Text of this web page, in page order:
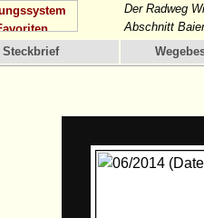
Der Radweg
Abschnitt
Steckbrief